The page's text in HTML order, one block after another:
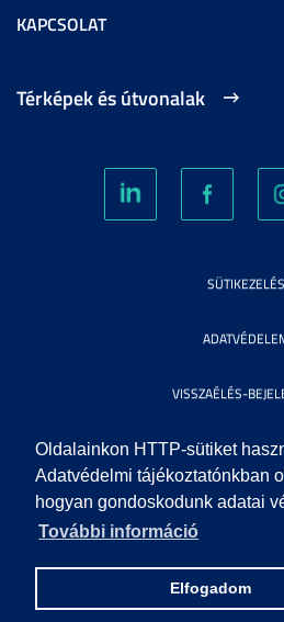
Oldalainkon HTTP-sütiket
Adatvédelmi tájékoztatónkban
hogyan gondoskodunk adatai
További információ
Elfogadom
KAPCSOLAT
Térképek és útvonalak
SÜTIKEZELÉS
VISSZAÉLÉS-
KÖZÉRDEKŰ
IMPRESSZUM